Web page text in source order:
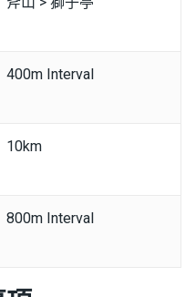
400m Interval
10km
800m Interval